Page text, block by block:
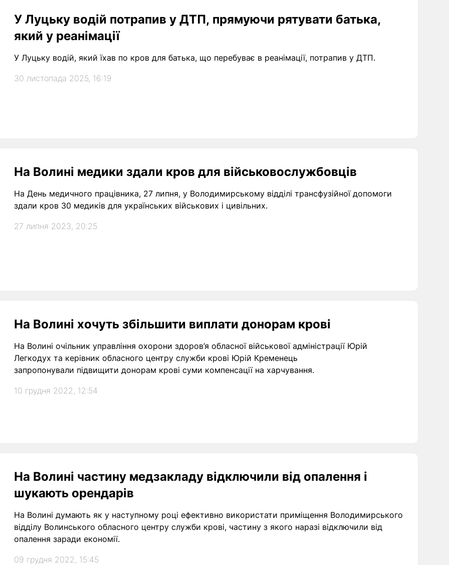
У Луцьку водій потрапив у ДТП, прямуючи рятувати батька,
який у реанімації
У Луцьку водій, який їхав по кров для батька, що перебуває в реанімації, потрапив у ДТП.
30 листопада 2025, 16:19
На Волині медики здали кров для військовослужбовців
На День медичного працівника, 27 липня, у Володимирському відділі трансфузійної допомоги
здали кров 30 медиків для українських військових і цивільних.
27 липня 2023, 20:25
На Волині хочуть збільшити виплати донорам крові
На Волині очільник управління охорони здоров’я обласної військової адміністрації Юрій
Легкодух та керівник обласного центру служби крові Юрій Кременець
запропонували підвищити донорам крові суми компенсації на харчування.
10 грудня 2022, 12:54
На Волині частину медзакладу відключили від опалення і
шукають орендарів
На Волині думають як у наступному році ефективно використати приміщення Володимирського
відділу Волинського обласного центру служби крові, частину з якого наразі відключили від
опалення заради економії.
09 грудня 2022, 15:45